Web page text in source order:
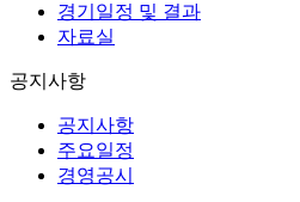
경기일정 및 결과
자료실
공지사항
공지사항
주요일정
경영공시